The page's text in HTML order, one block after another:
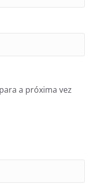
a próxima vez